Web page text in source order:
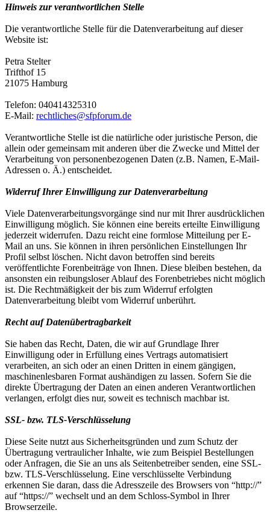
Hinweis zur verantwortlichen Stelle
Die verantwortliche Stelle für die Datenverarbeitung auf dieser
Website ist:
Petra Stelter
Trifthof 15
21075 Hamburg
Telefon: 040414325310
E-Mail: rechtliches@sfpforum.de
Verantwortliche Stelle ist die natürliche oder juristische Person, die
allein oder gemeinsam mit anderen über die Zwecke und Mittel der
Verarbeitung von personenbezogenen Daten (z.B. Namen, E-Mail-
Adressen o. Ä.) entscheidet.
Widerruf Ihrer Einwilligung zur Datenverarbeitung
Viele Datenverarbeitungsvorgänge sind nur mit Ihrer ausdrücklichen
Einwilligung möglich. Sie können eine bereits erteilte Einwilligung
jederzeit widerrufen. Dazu reicht eine formlose Mitteilung per E-
Mail an uns. Sie können in ihren persönlichen Einstellungen Ihr
Profil selbst löschen. Nicht davon betroffen sind bereits
veröffentlichte Forenbeiträge von Ihnen. Diese bleiben bestehen, da
ansonsten ein reibungsloser Ablauf des Forenbetriebes nicht möglich
ist. Die Rechtmäßigkeit der bis zum Widerruf erfolgten
Datenverarbeitung bleibt vom Widerruf unberührt.
Recht auf Datenübertragbarkeit
Sie haben das Recht, Daten, die wir auf Grundlage Ihrer
Einwilligung oder in Erfüllung eines Vertrags automatisiert
verarbeiten, an sich oder an einen Dritten in einem gängigen,
maschinenlesbaren Format aushändigen zu lassen. Sofern Sie die
direkte Übertragung der Daten an einen anderen Verantwortlichen
verlangen, erfolgt dies nur, soweit es technisch machbar ist.
SSL- bzw. TLS-Verschlüsselung
Diese Seite nutzt aus Sicherheitsgründen und zum Schutz der
Übertragung vertraulicher Inhalte, wie zum Beispiel Bestellungen
oder Anfragen, die Sie an uns als Seitenbetreiber senden, eine SSL-
bzw. TLS-Verschlüsselung. Eine verschlüsselte Verbindung
erkennen Sie daran, dass die Adresszeile des Browsers von “http://”
auf “https://” wechselt und an dem Schloss-Symbol in Ihrer
Browserzeile.